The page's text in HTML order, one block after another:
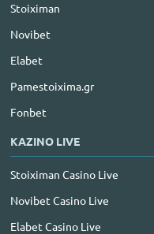
Stoiximan
Novibet
Elabet
Pamestoixima.gr
Fonbet
ΚΑΖΙΝΟ LIVE
Stoiximan Casino Live
Novibet Casino Live
Elabet Casino Live